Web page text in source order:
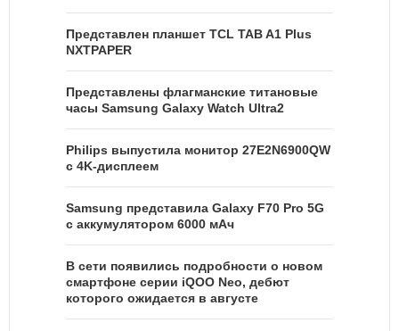
Представлен планшет TCL TAB A1 Plus
NXTPAPER
Представлены флагманские титановые
часы Samsung Galaxy Watch Ultra2
Philips выпустила монитор 27E2N6900QW
с 4K-дисплеем
Samsung представила Galaxy F70 Pro 5G
с аккумулятором 6000 мАч
В сети появились подробности о новом
смартфоне серии iQOO Neo, дебют
которого ожидается в августе